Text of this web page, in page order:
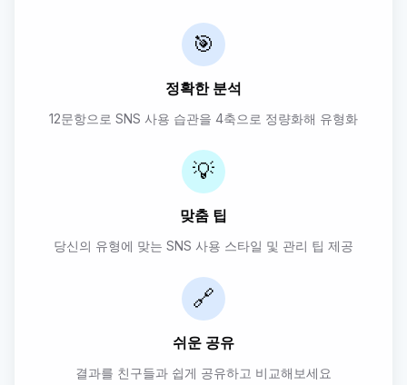
🎯
정확한 분석
12문항으로 SNS 사용 습관을 4축으로 정량화해 유형화
💡
맞춤 팁
당신의 유형에 맞는 SNS 사용 스타일 및 관리 팁 제공
🔗
쉬운 공유
결과를 친구들과 쉽게 공유하고 비교해보세요